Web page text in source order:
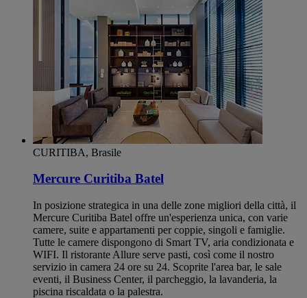
CURITIBA, Brasile
Mercure Curitiba Batel
In posizione strategica in una delle zone migliori della città, il
Mercure Curitiba Batel offre un'esperienza unica, con varie
camere, suite e appartamenti per coppie, singoli e famiglie.
Tutte le camere dispongono di Smart TV, aria condizionata e
WIFI. Il ristorante Allure serve pasti, così come il nostro
servizio in camera 24 ore su 24. Scoprite l'area bar, le sale
eventi, il Business Center, il parcheggio, la lavanderia, la
piscina riscaldata o la palestra.